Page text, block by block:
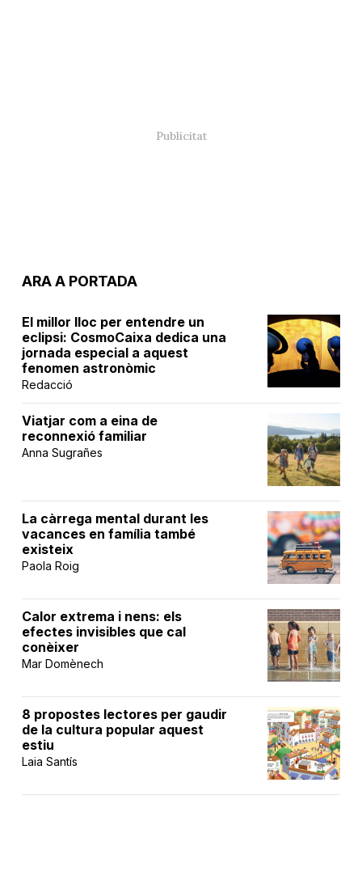
ARA A PORTADA
El millor lloc per entendre un
eclipsi: CosmoCaixa dedica una
jornada especial a aquest
fenomen astronòmic
Redacció
Viatjar com a eina de
reconnexió familiar
Anna Sugrañes
La càrrega mental durant les
vacances en família també
existeix
Paola Roig
Calor extrema i nens: els
efectes invisibles que cal
conèixer
Mar Domènech
8 propostes lectores per gaudir
de la cultura popular aquest
estiu
Laia Santís